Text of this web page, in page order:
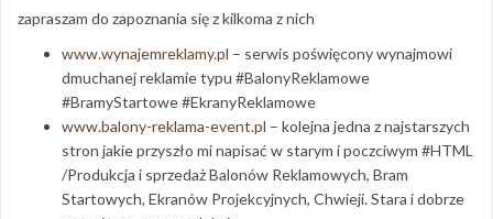
zapraszam do zapoznania się z kilkoma z nich
www.wynajemreklamy.pl – serwis poświęcony wynajmowi
dmuchanej reklamie typu #BalonyReklamowe
#BramyStartowe #EkranyReklamowe
www.balony-reklama-event.pl – kolejna jedna z najstarszych
stron jakie przyszło mi napisać w starym i poczciwym #HTML
/Produkcja i sprzedaż Balonów Reklamowych, Bram
Startowych, Ekranów Projekcyjnych, Chwieji. Stara i dobrze